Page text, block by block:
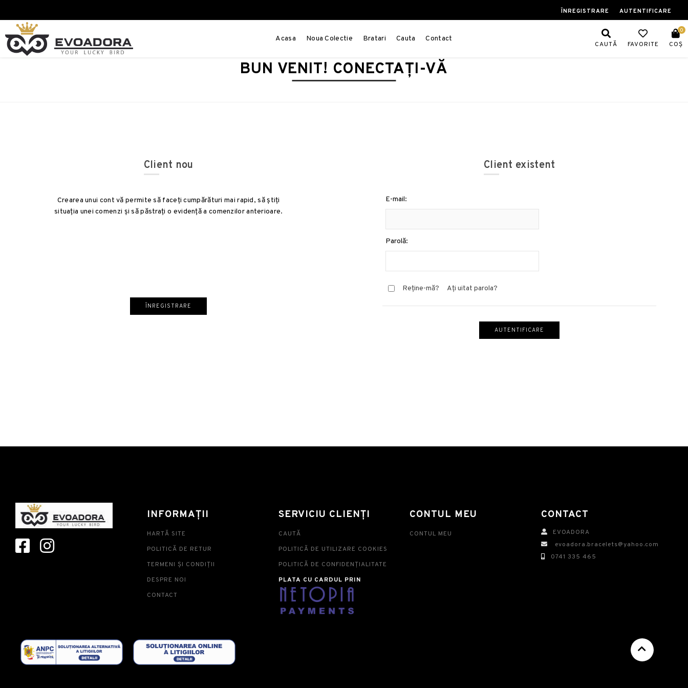
ÎNREGISTRARE AUTENTIFICARE
Acasa Noua Colectie Bratari Cauta Contact
CAUTĂ FAVORITE COȘ
0
BUN VENIT! CONECTAȚI-VĂ
Client nou
Crearea unui cont vă permite să faceți cumpărături mai rapid, să știți
situația unei comenzi și să păstrați o evidență a comenzilor anterioare.
Client existent
E-mail:
Parolă:
Reține-mă? Ați uitat parola?
INFORMAȚII
HARTĂ SITE
POLITICĂ DE RETUR
TERMENI ȘI CONDIȚII
DESPRE NOI
CONTACT
SERVICIU CLIENȚI
CAUTĂ
POLITICĂ DE UTILIZARE COOKIES
POLITICĂ DE CONFIDENȚIALITATE
PLATA CU CARDUL PRIN
CONTUL MEU
CONTUL MEU
CONTACT
EVOADORA
evoadora.bracelets@yahoo.com
0741 335 465